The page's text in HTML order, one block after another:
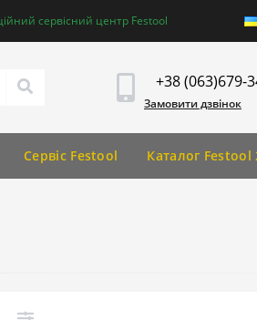
сервісний центр Festool
+38 (063)679-
Замовити дзвінок
Сервіс Festool Каталог Festool